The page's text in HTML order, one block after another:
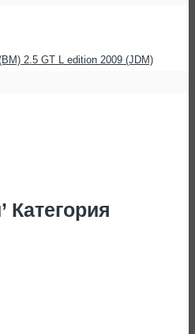
2.5 GT L edition 2009 (JDM)
Категория